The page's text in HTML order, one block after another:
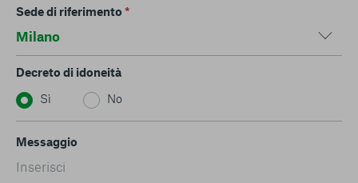
Sede di riferimento *
Decreto di idoneità
Sì
No
Messaggio